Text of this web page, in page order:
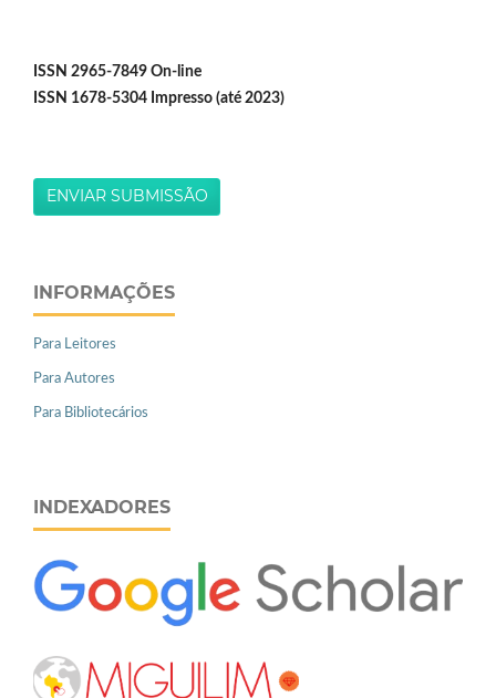
ISSN 2965-7849 On-line
ISSN 1678-5304 Impresso (até 2023)
ENVIAR SUBMISSÃO
INFORMAÇÕES
Para Leitores
Para Autores
Para Bibliotecários
INDEXADORES